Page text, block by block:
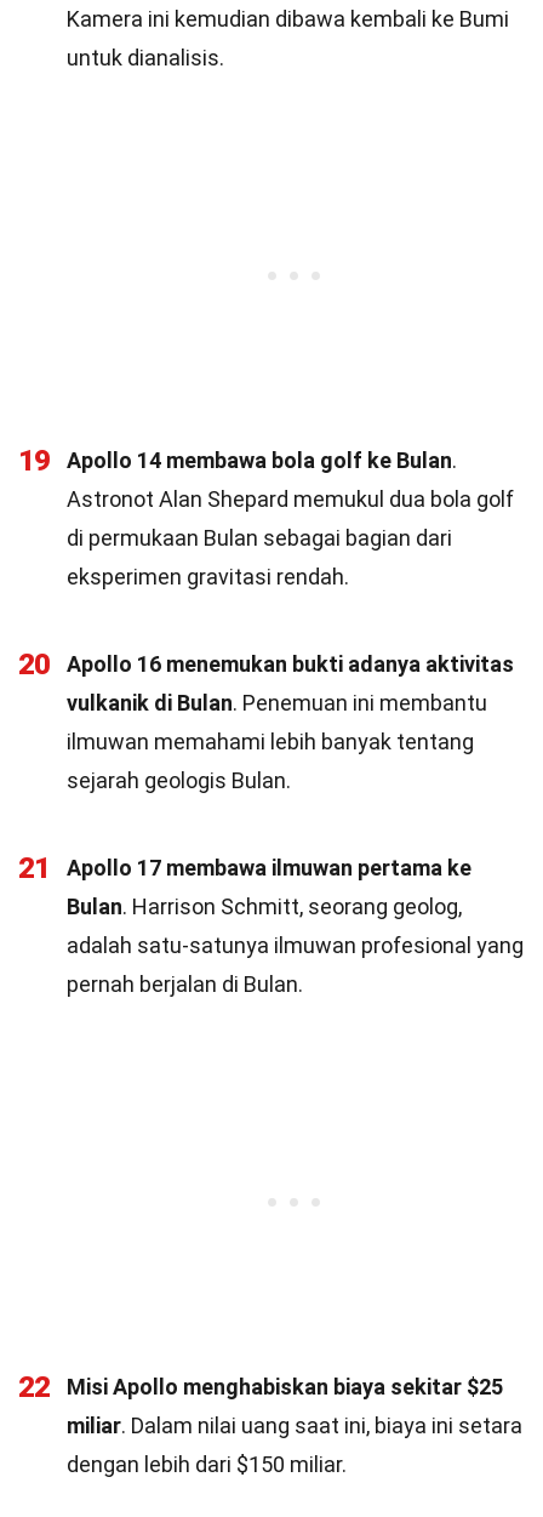
Kamera ini kemudian dibawa kembali ke Bumi
untuk dianalisis.
19 Apollo 14 membawa bola golf ke Bulan.
Astronot Alan Shepard memukul dua bola golf
di permukaan Bulan sebagai bagian dari
eksperimen gravitasi rendah.
20
Apollo 16 menemukan bukti adanya aktivitas
vulkanik di Bulan. Penemuan ini membantu
ilmuwan memahami lebih banyak tentang
sejarah geologis Bulan.
21
Apollo 17 membawa ilmuwan pertama ke
Bulan. Harrison Schmitt, seorang geolog,
adalah satu-satunya ilmuwan profesional yang
pernah berjalan di Bulan.
22
Misi Apollo menghabiskan biaya sekitar $25
miliar. Dalam nilai uang saat ini, biaya ini setara
dengan lebih dari $150 miliar.